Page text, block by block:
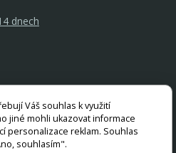
dnech
Váš souhlas k využití
jiné mohli ukazovat informace
personalizace reklam. Souhlas
souhlasím".